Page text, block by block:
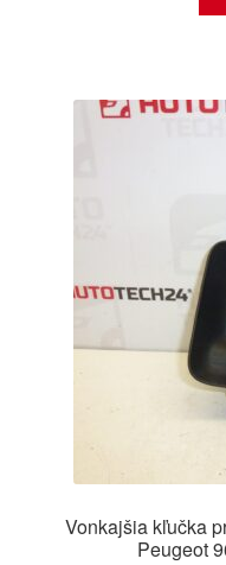
Vonkajšia kľučka
Peugeot